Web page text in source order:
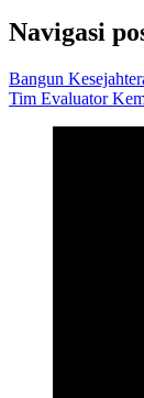
Navigasi
Bangun
Tim Evaluator